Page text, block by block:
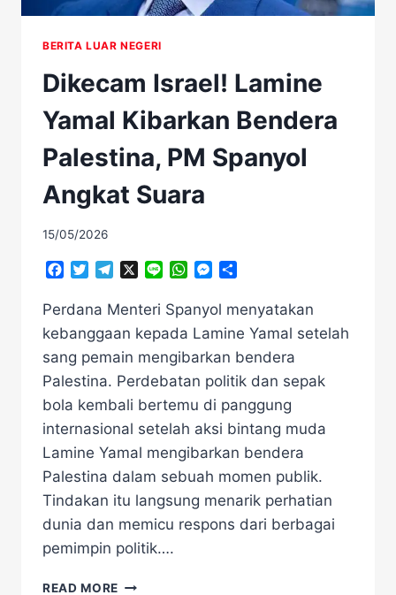
BERITA LUAR NEGERI
Dikecam Israel! Lamine
Yamal Kibarkan Bendera
Palestina, PM Spanyol
Angkat Suara
15/05/2026
Facebook
TwitterTelegramLine WhatsAppMessenger
Perdana Menteri Spanyol menyatakan
kebanggaan kepada Lamine Yamal setelah
sang pemain mengibarkan bendera
Palestina. Perdebatan politik dan sepak
bola kembali bertemu di panggung
internasional setelah aksi bintang muda
Lamine Yamal mengibarkan bendera
Palestina dalam sebuah momen publik.
Tindakan itu langsung menarik perhatian
dunia dan memicu respons dari berbagai
pemimpin politik….
READ MORE DIKECAM